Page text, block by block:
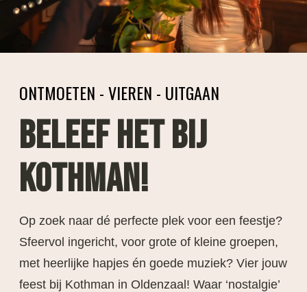
ONTMOETEN - VIEREN - UITGAAN
BELEEF HET BIJ
KOTHMAN!
Op zoek naar dé perfecte plek voor een feestje?
Sfeervol ingericht, voor grote of kleine groepen,
met heerlijke hapjes én goede muziek? Vier jouw
feest bij Kothman in Oldenzaal! Waar ‘nostalgie’